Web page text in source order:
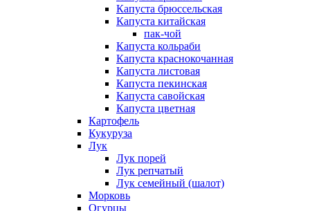
Капуста брюссельская
Капуста китайская
пак-чой
Капуста кольраби
Капуста краснокочанная
Капуста листовая
Капуста пекинская
Капуста савойская
Капуста цветная
Картофель
Кукуруза
Лук
Лук порей
Лук репчатый
Лук семейный (шалот)
Морковь
Огурцы